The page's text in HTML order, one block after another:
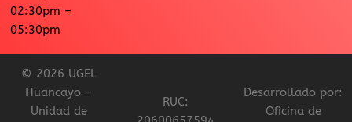
02:30pm –
05:30pm
© 2026 UGEL
Huancayo –
Unidad de
RUC:
Desarrollado por:
Oficina de